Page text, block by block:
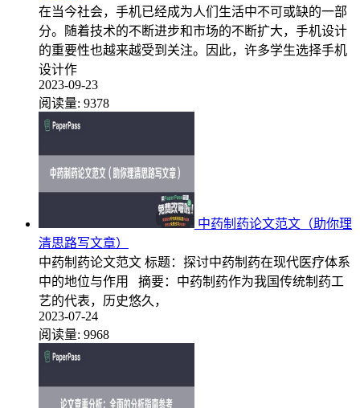
在当今社会，手机已经成为人们生活中不可或缺的一部
分。随着技术的不断进步和市场的不断扩大，手机设计
的重要性也越来越受到关注。因此，许多学生选择手机
设计作
2023-09-23
阅读量: 9378
中药制药论文范文（助你理
清思路写文章）
中药制药论文范文 标题：探讨中药制药在现代医疗体系
中的地位与作用 摘要：中药制药作为我国传统制药工
艺的代表，历史悠久，
2023-07-24
阅读量: 9968